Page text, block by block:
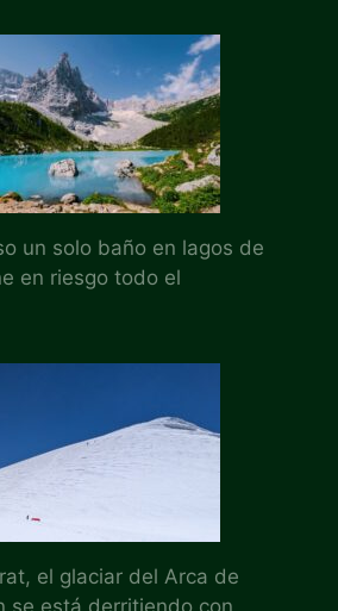
un solo baño en lagos de
en riesgo todo el
el glaciar del Arca de